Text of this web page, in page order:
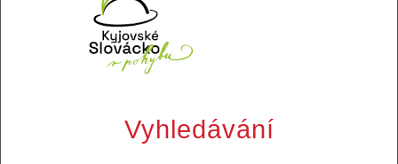
Vyhledávání